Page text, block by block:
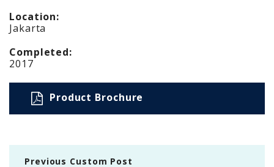
Location:
Jakarta
Completed:
2017
Product Brochure
Previous Custom Post